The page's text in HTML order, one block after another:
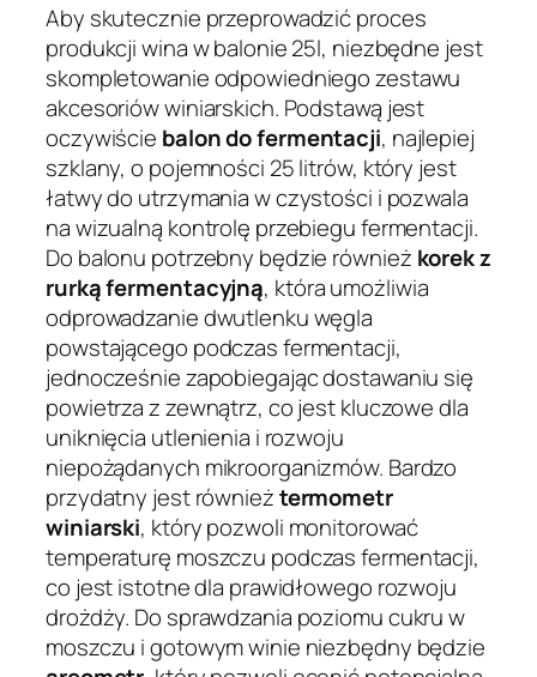
Aby skutecznie przeprowadzić proces
produkcji wina w balonie 25l, niezbędne jest
skompletowanie odpowiedniego zestawu
akcesoriów winiarskich. Podstawą jest
oczywiście balon do fermentacji, najlepiej
szklany, o pojemności 25 litrów, który jest
łatwy do utrzymania w czystości i pozwala
na wizualną kontrolę przebiegu fermentacji.
Do balonu potrzebny będzie również korek z
rurką fermentacyjną, która umożliwia
odprowadzanie dwutlenku węgla
powstającego podczas fermentacji,
jednocześnie zapobiegając dostawaniu się
powietrza z zewnątrz, co jest kluczowe dla
uniknięcia utlenienia i rozwoju
niepożądanych mikroorganizmów. Bardzo
przydatny jest równieżtermometr
winiarski, który pozwoli monitorować
temperaturę moszczu podczas fermentacji,
co jest istotne dla prawidłowego rozwoju
drożdży. Do sprawdzania poziomu cukru w
moszczu i gotowym winie niezbędny będzie